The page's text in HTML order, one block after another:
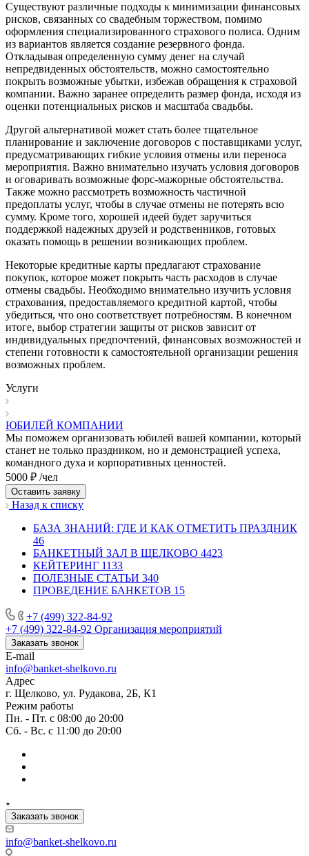
Существуют различные подходы к минимизации финансовых
рисков, связанных со свадебным торжеством, помимо
оформления специализированного страхового полиса. Одним
из вариантов является создание резервного фонда.
Откладывая определенную сумму денег на случай
непредвиденных обстоятельств, можно самостоятельно
покрыть возможные убытки, избежав обращения к страховой
компании. Важно заранее определить размер фонда, исходя из
оценки потенциальных рисков и масштаба свадьбы.
Другой альтернативой может стать более тщательное
планирование и заключение договоров с поставщиками услуг,
предусматривающих гибкие условия отмены или переноса
мероприятия. Важно внимательно изучать условия договоров
и оговаривать возможные форс-мажорные обстоятельства.
Также можно рассмотреть возможность частичной
предоплаты услуг, чтобы в случае отмены не потерять всю
сумму. Кроме того, хорошей идеей будет заручиться
поддержкой надежных друзей и родственников, готовых
оказать помощь в решении возникающих проблем.
Некоторые кредитные карты предлагают страхование
покупок, которое может покрыть часть расходов в случае
отмены свадьбы. Необходимо внимательно изучить условия
страхования, предоставляемого кредитной картой, чтобы
убедиться, что оно соответствует потребностям. В конечном
итоге, выбор стратегии защиты от рисков зависит от
индивидуальных предпочтений, финансовых возможностей и
степени готовности к самостоятельной организации решения
возможных проблем.
Услуги
ЮБИЛЕЙ КОМПАНИИ
Мы поможем организовать юбилей вашей компании, который
станет не только праздником, но и демонстрацией успеха,
командного духа и корпоративных ценностей.
5000 ₽ /чел
Оставить заявку
Назад к списку
БАЗА ЗНАНИЙ: ГДЕ И КАК ОТМЕТИТЬ ПРАЗДНИК
46
БАНКЕТНЫЙ ЗАЛ В ЩЕЛКОВО 4423
КЕЙТЕРИНГ 1133
ПОЛЕЗНЫЕ СТАТЬИ 340
ПРОВЕДЕНИЕ БАНКЕТОВ 15
+7 (499) 322-84-92
+7 (499) 322-84-92 Организация мероприятий
Заказать звонок
E-mail
info@banket-shelkovo.ru
Адрес
г. Щелково, ул. Рудакова, 2Б, К1
Режим работы
Пн. - Пт. с 08:00 до 20:00
Сб. - Вс. с 11:00 до 20:00
Заказать звонок
info@banket-shelkovo.ru